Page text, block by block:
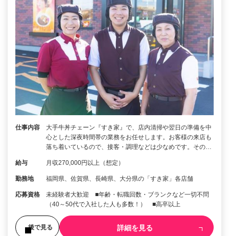
仕事内容
大手牛丼チェーン『すき家』で、店内清掃や翌日の準備を中
心とした深夜時間帯の業務をお任せします。お客様の来店も
落ち着いているので、接客・調理などは少なめです。その…
給与 月収270,000円以上（想定）
勤務地 福岡県、佐賀県、長崎県、大分県の「すき家」各店舗
応募資格
未経験者大歓迎 ■年齢・転職回数・ブランクなど一切不問
（40～50代で入社した人も多数！） ■高卒以上
後で見る 詳細を見る